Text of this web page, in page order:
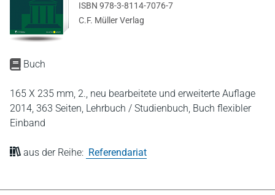
Buch
165 X 235 mm, 2., neu bearbeitete und erweiterte Auflage
2014, 363 Seiten, Lehrbuch / Studienbuch, Buch flexibler
Einband
aus der Reihe: Referendariat
ISBN 978-3-8114-7076-7
C.F. Müller Verlag